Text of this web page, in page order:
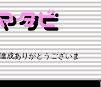
成ありがとうございま